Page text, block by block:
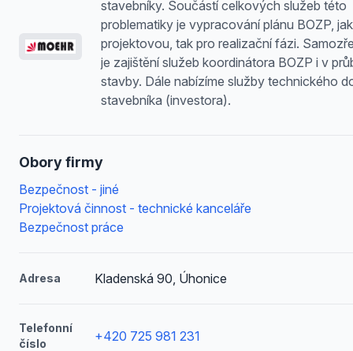
stavebníky. Součástí celkových služeb této
problematiky je vypracování plánu BOZP,
projektovou, tak pro realizační fázi.
je zajištění služeb koordinátora BOZP i v
stavby. Dále nabízíme služby technického
stavebníka (investora).
Obory firmy
Bezpečnost - jiné
Projektová činnost - technické kanceláře
Bezpečnost práce
Adresa Kladenská 90, Úhonice
Telefonní
číslo
+420 725 981 231